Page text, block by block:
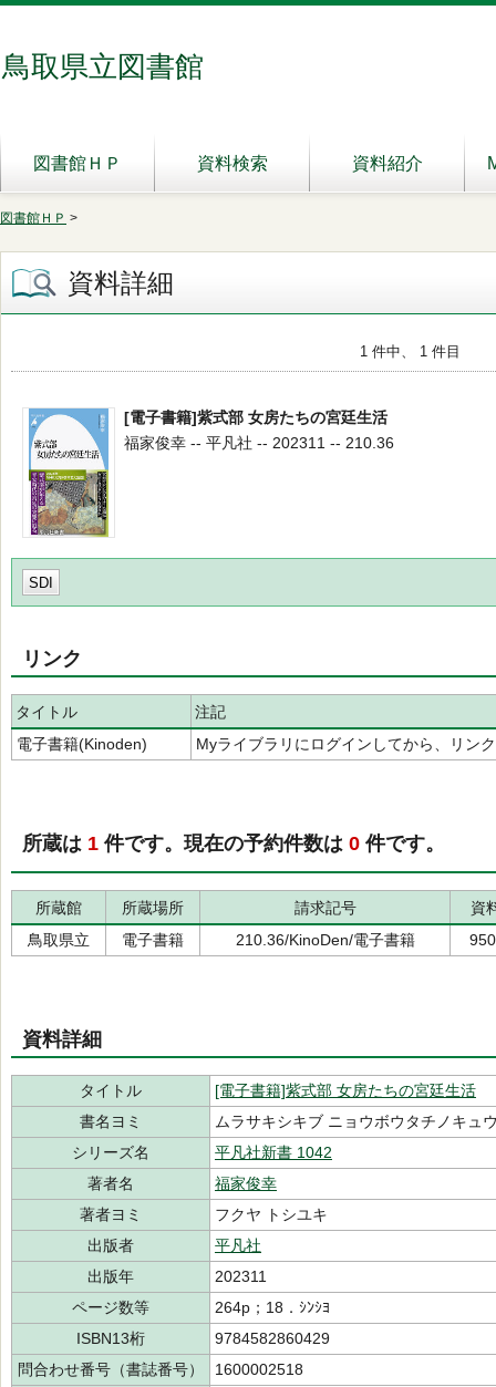
鳥取県立図書館
図書館ＨＰ 資料検索 資料紹介
図書館ＨＰ >
資料詳細
1 件中、 1 件目
[電子書籍]紫式部 女房たちの宮廷生活
福家俊幸 -- 平凡社 -- 202311 -- 210.36
SDI
リンク
タイトル
注記
電子書籍(Kinoden)
Myライブラリにログインしてから、リン
所蔵は 1 件です。現在の予約件数は 0 件です。
所蔵館 所蔵場所 請求記号
資
鳥取県立
電子書籍 210.36/KinoDen/電子書籍
資料詳細
タイトル
[電子書籍]紫式部 女房たちの宮廷生活
書名ヨミ
ムラサキシキブ ニョウボウタチノキュ
シリーズ名
平凡社新書 1042
著者名
福家俊幸
著者ヨミ
フクヤ トシユキ
出版者
平凡社
出版年
202311
ページ数等
264p；18．ｼﾝｼﾖ
ISBN13桁
9784582860429
問合わせ番号（書誌番号）
1600002518